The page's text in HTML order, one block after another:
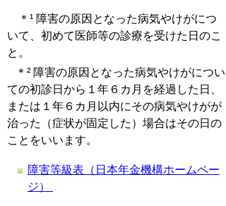
＊¹ 障害の原因となった病気やけがにつ
いて、初めて医師等の診療を受けた日のこ
と。
＊² 障害の原因となった病気やけがについ
ての初診日から１ 年６ カ月を経過 した日、
または１年６カ月 以内にその病気やけがが
治った（症状が固定した）場合はその日の
ことをいいます。
障害等級表（日本年金機構ホームペー
ジ）